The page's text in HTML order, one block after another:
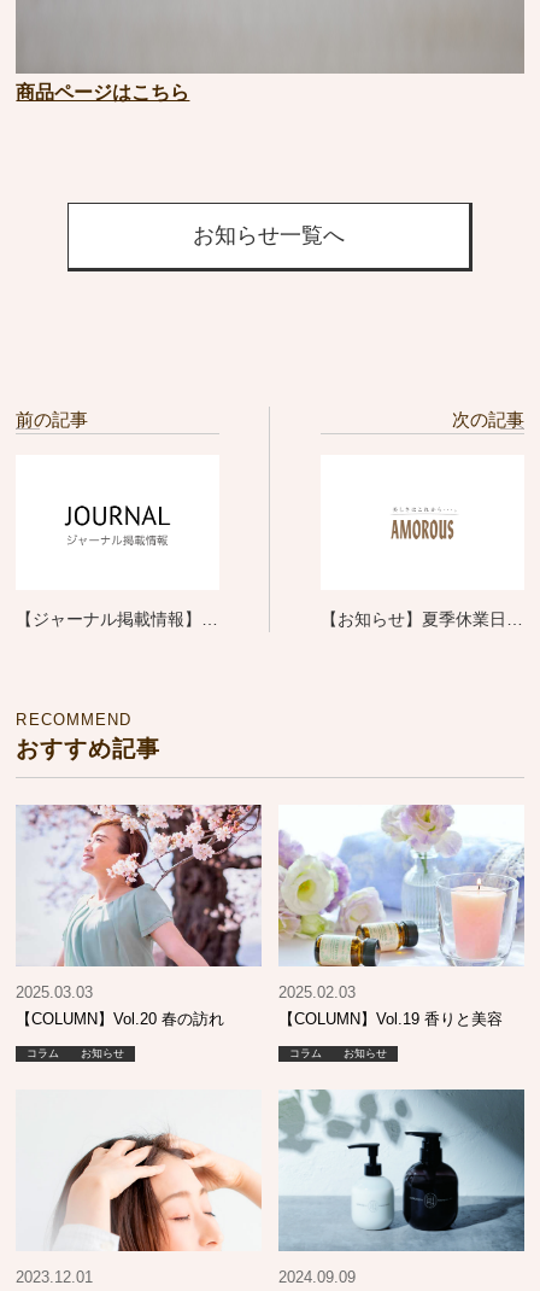
商品ページはこちら
お知らせ一覧へ
前の記事
【ジャーナル掲載情報】
次の記事
【お知らせ】夏季休業日に
RECOMMEND
おすすめ記事
【COLUMN】Vol.20 春の訪れ
2025.03.03
コラム お知らせ
【COLUMN】Vol.19 香りと美容
2025.02.03
コラム お知らせ
2023.12.01 2024.09.09